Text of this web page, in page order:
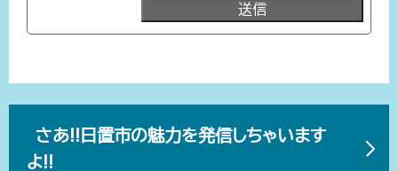
さあ!!日置市の魅力を発信しちゃいます
よ!!